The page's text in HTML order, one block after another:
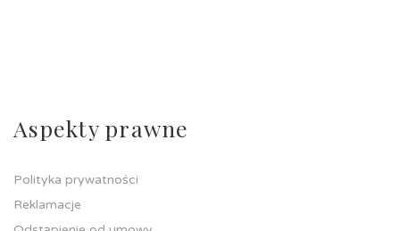
Aspekty prawne
Polityka prywatności
Reklamacje